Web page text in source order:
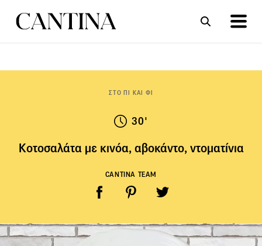
ΣΤΟ ΠΙ ΚΑΙ ΦΙ
30'
Κοτοσαλάτα με κινόα, αβοκάντο, ντοματίνια
CANTINA TEAM